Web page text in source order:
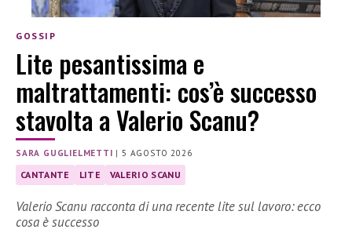
GOSSIP
Lite pesantissima e
maltrattamenti: cos’è successo
stavolta a Valerio Scanu?
SARA GUGLIELMETTI | 5 AGOSTO 2026
CANTANTE LITE VALERIO SCANU
Valerio Scanu racconta di una recente lite sul lavoro: ecco
cosa è successo